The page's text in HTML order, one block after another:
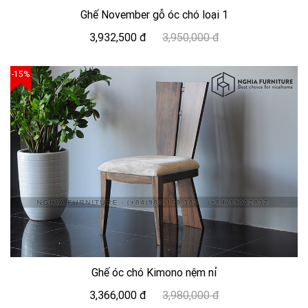
Ghế November gỗ óc chó loại 1
3,932,500 đ
3,950,000 đ
-15%
Ghế óc chó Kimono nệm nỉ
3,366,000 đ
3,980,000 đ